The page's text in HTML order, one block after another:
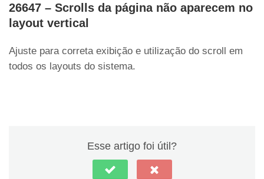
26647 – Scrolls da página não aparecem no
layout vertical
Ajuste para correta exibição e utilização do scroll em
todos os layouts do sistema.
Esse artigo foi útil?